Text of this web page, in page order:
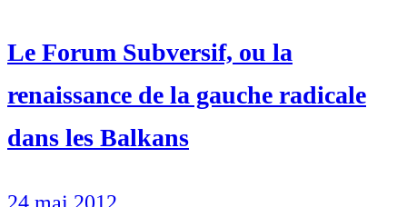
Le Forum Subversif, ou la
renaissance de la gauche radicale
dans les Balkans